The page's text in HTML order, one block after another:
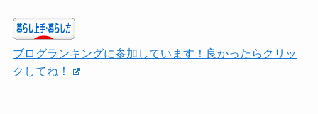
ブログランキングに参加しています！良かったらクリッ
クしてね！